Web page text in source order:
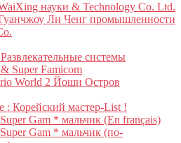
науки & Technology Co. Ltd.
Ли Ченг промышленности
системы
Super Famicom
World 2 Йоши Остров
: Корейский мастер-List !
Gam * мальчик (En français)
Gam * мальчик (по-